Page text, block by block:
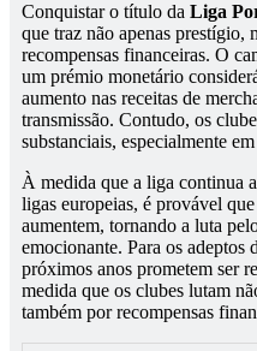
Conquistar o título da Liga
que traz não apenas prestígio,
recompensas financeiras. O
um prémio monetário
aumento nas receitas de
transmissão. Contudo, os
substanciais, especialmente
À medida que a liga continua
ligas europeias, é provável
aumentem, tornando a luta
emocionante. Para os adeptos
próximos anos prometem ser
medida que os clubes lutam
também por recompensas